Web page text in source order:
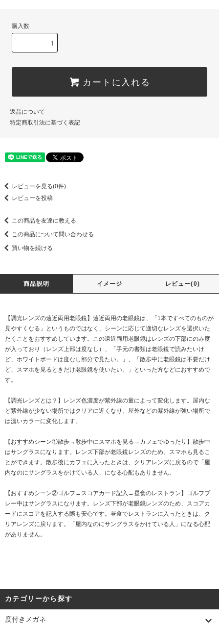
購入数
カートに入れる
返品について
特定商取引法に基づく表記
レビューを見る(0件)
レビューを投稿
この商品を友達に教える
この商品について問い合わせる
買い物を続ける
商品説明 イメージ レビュー(0)
【調光レンズの遠近両用老眼鏡】遠近両用の老眼鏡は、「1本ですべてのものが
見やすくなる」というものではなく、シーンに応じて適切なレンズを選択いた
だくことをおすすめしています。この遠近両用老眼鏡はレンズの下部にのみ度
が入っており（レンズ上部は度なし）、「手元の書類は老眼鏡で読みたいけ
ど、ホワイトボードは度なし部分で見たい。」、「散歩中に老眼鏡は不要だけ
ど、スマホを見るときだけ老眼鏡を使いたい。」といった方などにおすすめで
す。
【調光レンズとは？】レンズ色濃度が紫外線の量によって変化します。屋内な
ど紫外線が少ない場所ではクリアに近くなり、屋外などの紫外線が強い場所で
は濃いカラーに変化します。
【おすすめシーン①散歩→散歩中にスマホを見る→カフェでゆったり】散歩中
はサングラスになります。レンズ下部が老眼鏡レンズのため、スマホも見るこ
とができます。散歩後にカフェに入ったときは、クリアレンズに戻るので「屋
内なのにサングラスをかけている人」になる心配もありません。
【おすすめシーン②ゴルフ→スコアカード記入→昼食のレストラン】ゴルフプ
レー中はサングラスになります。レンズ下部が老眼鏡レンズのため、スコアカ
ードにスコアを記入する際も安心です。昼食でレストランに入ったときは、ク
リアレンズに戻ります。「屋内なのにサングラスをかけている人」になる心配
がありません。
カテゴリーから探す
度付きメガネ